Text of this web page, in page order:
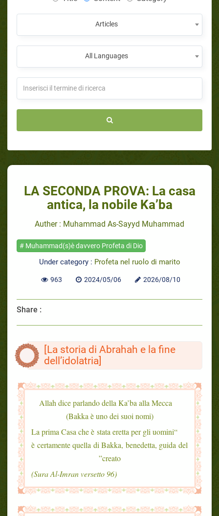
Articles
All Languages
LA SECONDA PROVA: La casa
antica, la nobile Ka’ba
Auther : Muhammad As-Sayyd Muhammad
# Muhammad(s)è davvero Profeta di Dio
Under category : Profeta nel ruolo di marito
963 2024/05/06 2026/08/10
Share :
[La storia di Abrahah e la fine
dell’idolatria]
Allah dice parlando della Ka’ba alla Mecca
(Bakka è uno dei suoi nomi)
“La prima Casa che è stata eretta per gli uomini
è certamente quella di Bakka, benedetta, guida del
creato”
(Sura Al-Imran versetto 96)